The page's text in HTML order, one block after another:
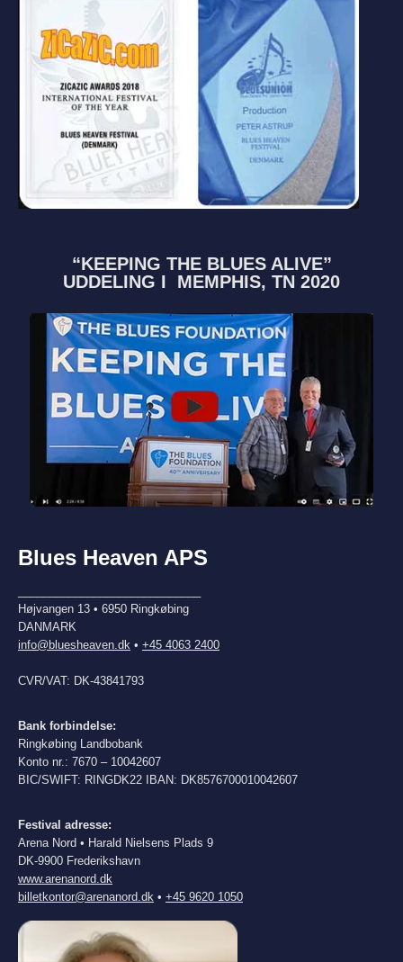
“KEEPING THE BLUES ALIVE”
UDDELING I MEMPHIS, TN 2020
Blues Heaven APS
Højvangen 13 • 6950 Ringkøbing
DANMARK
info@bluesheaven.dk • +45 4063 2400
CVR/VAT: DK-43841793
Bank forbindelse:
Ringkøbing Landbobank
Konto nr.: 7670 – 10042607
BIC/SWIFT: RINGDK22 IBAN: DK8576700010042607
Festival adresse:
Arena Nord • Harald Nielsens Plads 9
DK-9900 Frederikshavn
www.arenanord.dk
billetkontor@arenanord.dk • +45 9620 1050